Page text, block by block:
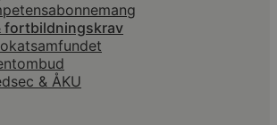
fortbildningskrav
& ÅKU